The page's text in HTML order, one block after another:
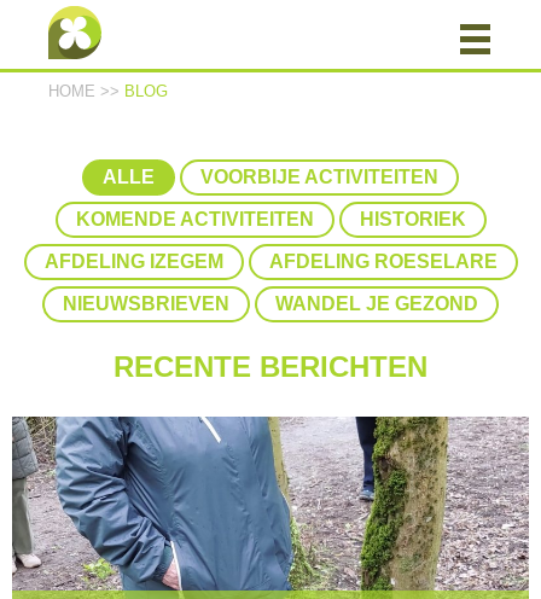
HOME >> BLOG
ALLE VOORBIJE ACTIVITEITEN
KOMENDE ACTIVITEITEN HISTORIEK
AFDELING IZEGEM AFDELING ROESELARE
NIEUWSBRIEVEN WANDEL JE GEZOND
RECENTE BERICHTEN